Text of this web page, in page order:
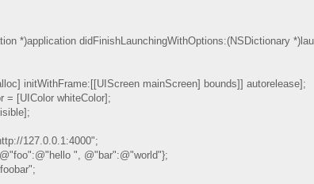
*)application didFinishLaunchingWithOptions:(NSDictionary
initWithFrame:[[UIScreen mainScreen] bounds]] autorelease];
= [UIColor whiteColor];
", @"bar":@"world"};